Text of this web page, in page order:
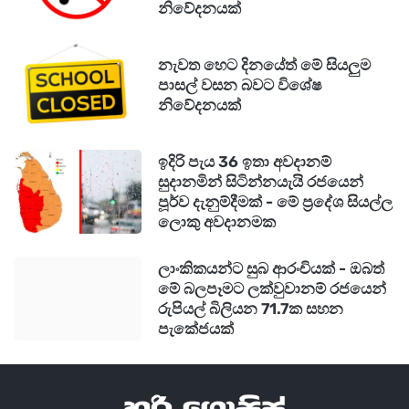
එසේම මෙටා සමාගම 2021 සිට ස්මාර්ට් කණ්නාඩි
දක්වා කණ්නාඩි යුගල මිලියන 2ක් පමණ අලෙවි
කර තිබෙන බව සඳහන්.
කණ්නාඩිවලට සමාන බැවින් ඒවා හඳුනා ගැනීම
අපහසු බව විශේෂඥයෝ කියා සිටියි. මෙටා සමාගම
මෙහි පටිගත කිරීමේදී දැල්වෙන LED ආලෝකයක්
වසා තැබීමට හැකි ක්‍රම අන්තර්ජාලයේ ඇති බවත්,
එම ක්‍රම සාර්ථක බවත් බීබීසී පරීක්ෂණ ඔස්සේ
නිවේදනයක්
නැවත හෙට දිනයේත් මේ සියලුම
පාසල් වසන බවට විශේෂ
නිවේදනයක්
ඉදිරි පැය 36 ඉතා අවදානම්
සුදානමින් සිටින්නයැයි රජයෙන්
පූර්ව දැනුම්දීමක් - මේ ප්‍රදේශ සියල්ල
ලොකු අවදානමක
ලාංකිකයන්ට සුබ ආරංචියක් - ඔබත්
මේ බලපෑමට ලක්වුවානම් රජයෙන්
රුපියල් බිලියන 71.7ක සහන
පැකේජයක්